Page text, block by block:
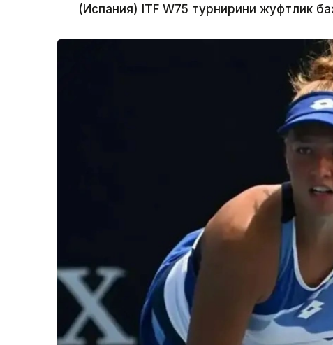
(Испания) ITF W75 турнирини жуфтлик